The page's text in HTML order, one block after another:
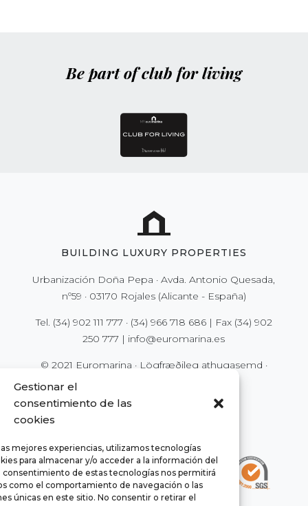
Gestionar el
consentimiento de las
cookies
mejores experiencias, utilizamos tecnologías
para almacenar y/o acceder a la información del
consentimiento de estas tecnologías nos permitirá
como el comportamiento de navegación o las
únicas en este sitio. No consentir o retirar el
Be part of club for living
BUILDING LUXURY PROPERTIES
Urbanización Doña Pepa · Avda. Antonio Quesada,
nº59 · 03170 Rojales (Alicante - España)
Tel. (34) 902 111 777 · (34) 966 718 686| Fax (34) 902
250 777 | info@euromarina.es
© 2021 Euromarina · Lögfræðileg athugasemd ·
Persónuvernd